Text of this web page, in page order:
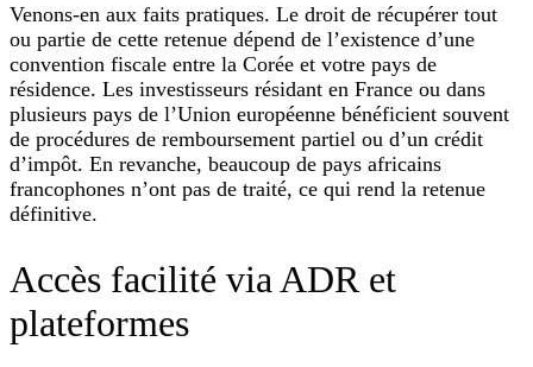
Venons‑en aux faits pratiques. Le droit de récupérer tout
ou partie de cette retenue dépend de l’existence d’une
convention fiscale entre la Corée et votre pays de
résidence. Les investisseurs résidant en France ou dans
plusieurs pays de l’Union européenne bénéficient souvent
de procédures de remboursement partiel ou d’un crédit
d’impôt. En revanche, beaucoup de pays africains
francophones n’ont pas de traité, ce qui rend la retenue
définitive.
Accès facilité via ADR et
plateformes